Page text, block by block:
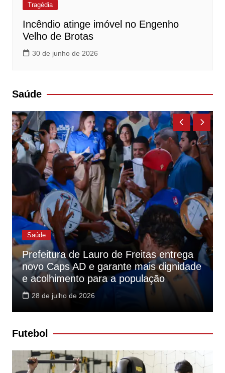
Tragédia
Incêndio atinge imóvel no Engenho
Velho de Brotas
30 de junho de 2026
Saúde
Saúde
Prefeitura de Lauro de Freitas entrega
novo Caps AD e garante mais dignidade
e acolhimento para a população
28 de julho de 2026
Futebol